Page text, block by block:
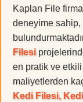
Kaplan File
deneyime sahip,
Filesi
en pratik ve
maliyetlerden
Kedi Filesi,